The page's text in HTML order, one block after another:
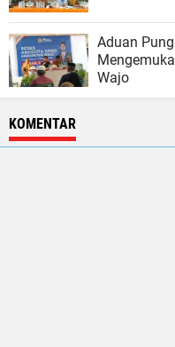
Aduan
Wajo
KOMENTAR